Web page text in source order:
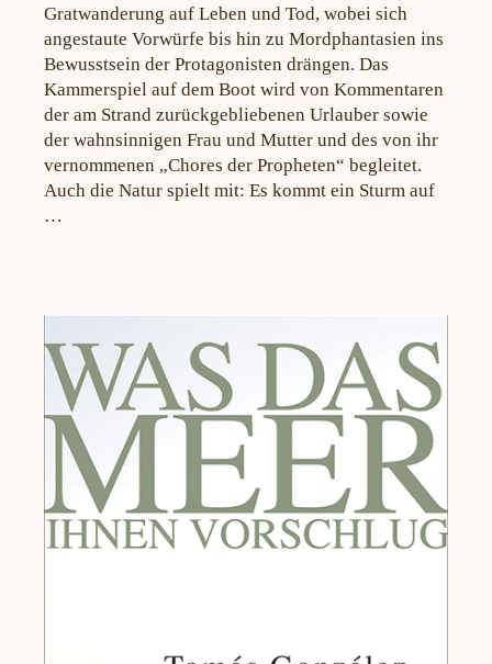
Gratwanderung auf Leben und Tod, wobei sich
angestaute Vorwürfe bis hin zu Mordphantasien ins
Bewusstsein der Protagonisten drängen. Das
Kammerspiel auf dem Boot wird von Kommentaren
der am Strand zurückgebliebenen Urlauber sowie
der wahnsinnigen Frau und Mutter und des von ihr
vernommenen „Chores der Propheten“ begleitet.
Auch die Natur spielt mit: Es kommt ein Sturm auf
…